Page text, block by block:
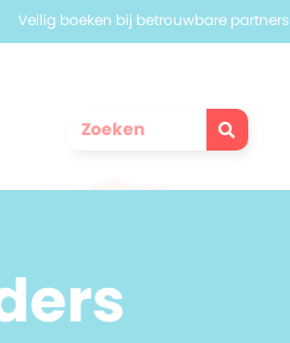
Veilig boeken bij betrouwbare partners